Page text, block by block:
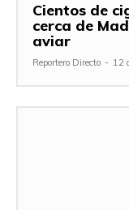
Cientos de
cerca de
aviar
Reportero Directo - 12